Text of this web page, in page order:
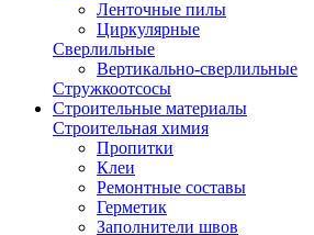
Ленточные пилы
Циркулярные
Сверлильные
Вертикально-сверлильные
Стружкоотсосы
Строительные материалы
Строительная химия
Пропитки
Клеи
Ремонтные составы
Герметик
Заполнители швов